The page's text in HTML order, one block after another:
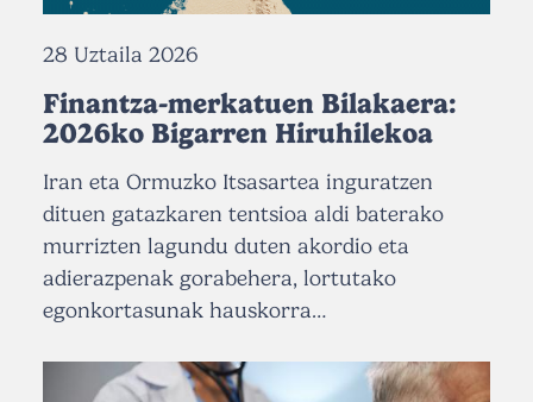
28 Uztaila 2026
Finantza-merkatuen Bilakaera:
2026ko Bigarren Hiruhilekoa
Iran eta Ormuzko Itsasartea inguratzen
dituen gatazkaren tentsioa aldi baterako
murrizten lagundu duten akordio eta
adierazpenak gorabehera, lortutako
egonkortasunak hauskorra…